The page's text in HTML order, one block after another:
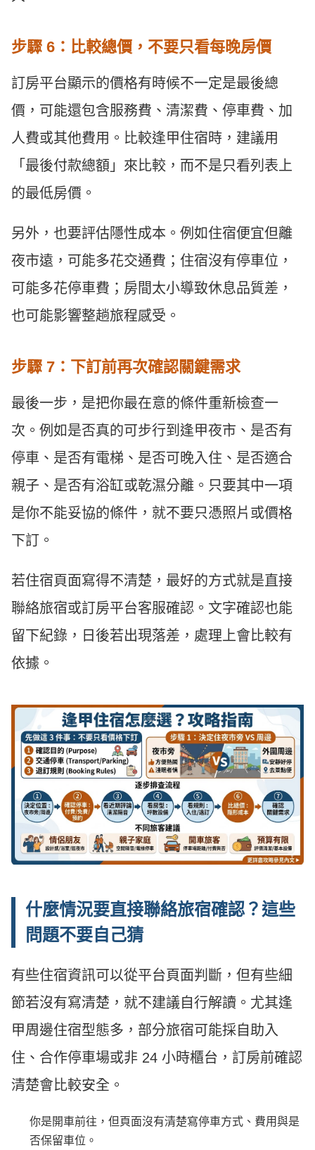
步驟 6：比較總價，不要只看每晚房價
訂房平台顯示的價格有時候不一定是最後總
價，可能還包含服務費、清潔費、停車費、加
人費或其他費用。比較逢甲住宿時，建議用
「最後付款總額」來比較，而不是只看列表上
的最低房價。
另外，也要評估隱性成本。例如住宿便宜但離
夜市遠，可能多花交通費；住宿沒有停車位，
可能多花停車費；房間太小導致休息品質差，
也可能影響整趟旅程感受。
步驟 7：下訂前再次確認關鍵需求
最後一步，是把你最在意的條件重新檢查一
次。例如是否真的可步行到逢甲夜市、是否有
停車、是否有電梯、是否可晚入住、是否適合
親子、是否有浴缸或乾濕分離。只要其中一項
是你不能妥協的條件，就不要只憑照片或價格
下訂。
若住宿頁面寫得不清楚，最好的方式就是直接
聯絡旅宿或訂房平台客服確認。文字確認也能
留下紀錄，日後若出現落差，處理上會比較有
依據。
什麼情況要直接聯絡旅宿確認？這些
問題不要自己猜
有些住宿資訊可以從平台頁面判斷，但有些細
節若沒有寫清楚，就不建議自行解讀。尤其逢
甲周邊住宿型態多，部分旅宿可能採自助入
住、合作停車場或非 24 小時櫃台，訂房前確認
清楚會比較安全。
你是開車前往，但頁面沒有清楚寫停車方式、費用與是
否保留車位。